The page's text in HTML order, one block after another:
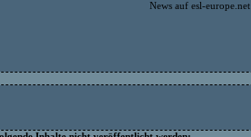
News auf esl-europe.net